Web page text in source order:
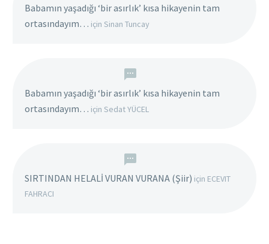
Babamın yaşadığı ‘bir asırlık’ kısa hikayenin tam
ortasındayım… için Sinan Tuncay
Babamın yaşadığı ‘bir asırlık’ kısa hikayenin tam
ortasındayım… için Sedat YÜCEL
SIRTINDAN HELALİ VURAN VURANA (Şiir) için ECEVIT
FAHRACI